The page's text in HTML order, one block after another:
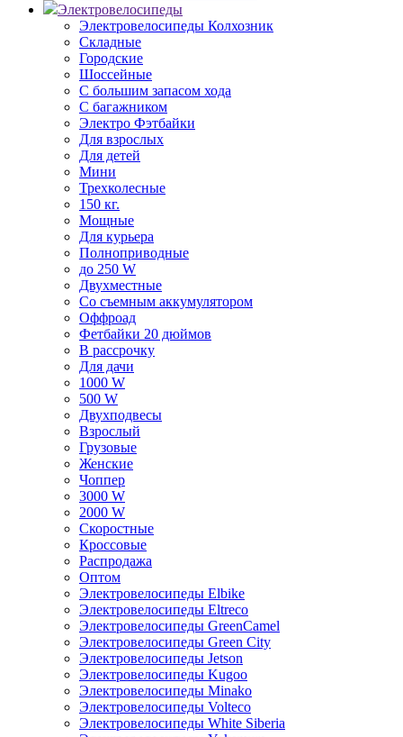
Электровелосипеды
Электровелосипеды Колхозник
Складные
Городские
Шоссейные
С большим запасом хода
С багажником
Электро Фэтбайки
Для взрослых
Для детей
Мини
Трехколесные
150 кг.
Мощные
Для курьера
Полноприводные
до 250 W
Двухместные
Со съемным аккумулятором
Оффроад
Фетбайки 20 дюймов
В рассрочку
Для дачи
1000 W
500 W
Двухподвесы
Взрослый
Грузовые
Женские
Чоппер
3000 W
2000 W
Скоростные
Кроссовые
Распродажа
Оптом
Электровелосипеды Elbike
Электровелосипеды Eltreco
Электровелосипеды GreenCamel
Электровелосипеды Green City
Электровелосипеды Jetson
Электровелосипеды Kugoo
Электровелосипеды Minako
Электровелосипеды Volteco
Электровелосипеды White Siberia